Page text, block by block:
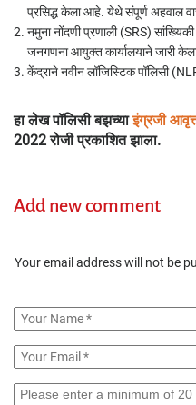
प्रसिद्ध केला आहे. येथे संपूर्ण अहवाल
नमुना नोंदणी प्रणाली (SRS)
जनगणना आयुक्त कार्यालयाने जारी
केंद्राने नवीन लॉजिस्टिक पॉलिसी
हा लेख पॉलिसी बझच्याइंग्रजी
2022 रोजी प्रकाशित झाला.
Add new comment
Your email address will not be